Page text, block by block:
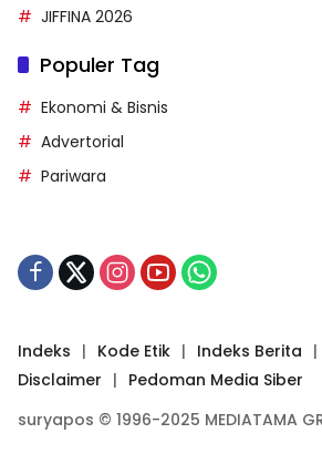
JIFFINA 2026
Populer Tag
Ekonomi & Bisnis
Advertorial
Pariwara
Indeks Kode Etik Indeks Berita
Disclaimer
Pedoman Media Siber
suryapos © 1996-2025 MEDIATAMA